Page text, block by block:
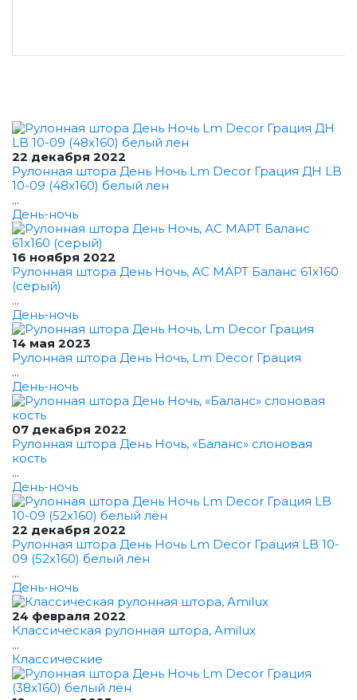
22 декабря 2022
Рулонная штора День Ночь Lm Decor Грация ДН LB
10-09 (48x160) белый лен
...
День-ночь
16 ноября 2022
Рулонная штора День Ночь, АС МАРТ Баланс 61x160
(серый)
...
День-ночь
14 мая 2023
Рулонная штора День Ночь, Lm Decor Грация
...
День-ночь
07 декабря 2022
Рулонная штора День Ночь, «Баланс» слоновая
кость
...
День-ночь
22 декабря 2022
Рулонная штора День Ночь Lm Decor Грация LB 10-
09 (52x160) белый лён
...
День-ночь
24 февраля 2022
Классическая рулонная штора, Amilux
...
Классические